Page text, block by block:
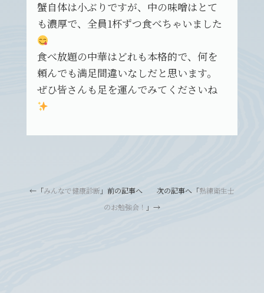
蟹自体は小ぶりですが、中の味噌はとて
も濃厚で、全員1杯ずつ食べちゃいました
食べ放題の中華はどれも本格的で、何を
頼んでも満足間違いなしだと思います。
ぜひ皆さんも足を運んでみてくださいね
←「みんなで健康診断 」前の記事へ 次の記事へ「熟練衛生士
のお勉強会！ 」→